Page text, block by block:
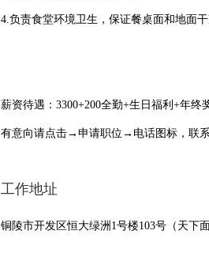
4.负责食堂环境卫生，保证餐桌面和地面
薪资待遇：3300+200全勤+生日福利+年终
有意向请点击→申请职位→电话图标，联
工作地址
铜陵市开发区恒大绿洲1号楼103号（天下面